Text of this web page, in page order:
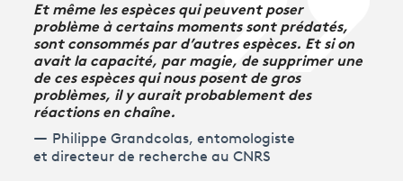
Et même les espèces qui peuvent poser
problème à certains moments sont prédatés,
sont consommés par d’autres espèces. Et si on
avait la capacité, par magie, de supprimer une
de ces espèces qui nous posent de gros
problèmes, il y aurait probablement des
réactions en chaîne.
Philippe Grandcolas, entomologiste
et directeur de recherche au CNRS